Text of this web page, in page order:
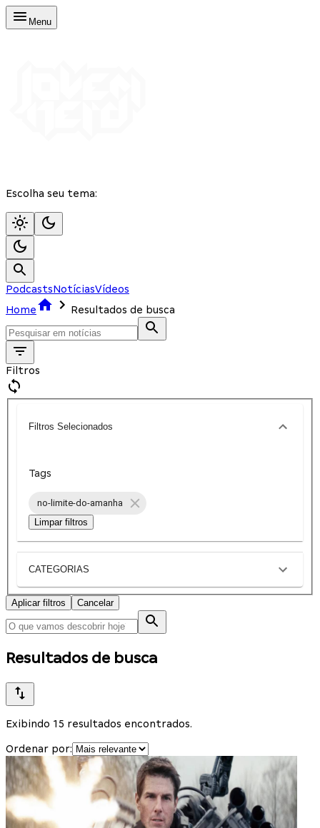
Menu
Escolha seu tema:
PodcastsNotíciasVídeos
Home
Resultados de busca
Filtros
Filtros Selecionados
Tags
no-limite-do-amanha
Limpar filtros
CATEGORIAS
Aplicar filtros Cancelar
Resultados de busca
Exibindo 15 resultados encontrados.
Ordenar por: